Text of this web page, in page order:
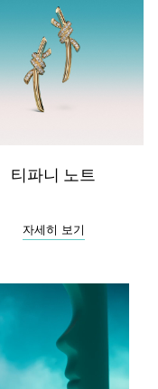
티파니 노트
자세히 보기